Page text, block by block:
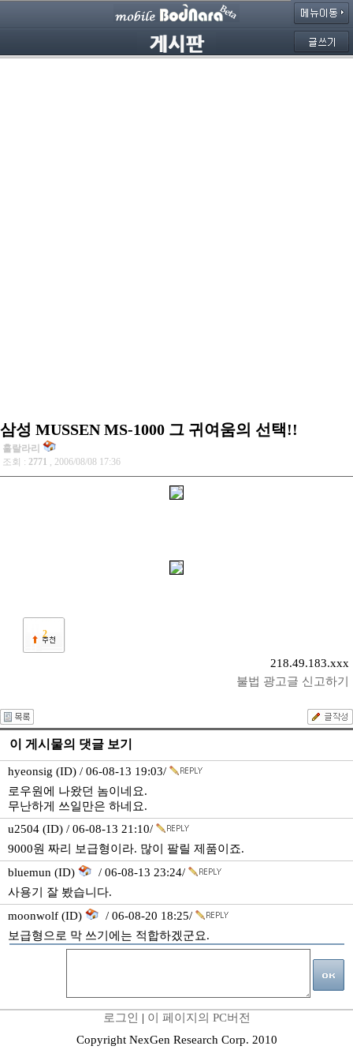
삼성 MUSSEN MS-1000 그 귀여움의 선택!!
훌랄라리
조회 : 2771 , 2006/08/08 17:36
2
218.49.183.xxx
불법 광고글 신고하기
이 게시물의 댓글 보기
hyeonsig (ID) / 06-08-13 19:03/
로우원에 나왔던 놈이네요.
무난하게 쓰일만은 하네요.
u2504 (ID) / 06-08-13 21:10/
9000원 짜리 보급형이라. 많이 팔릴 제품이죠.
bluemun (ID)
/ 06-08-13 23:24/
사용기 잘 봤습니다.
moonwolf (ID)
/ 06-08-20 18:25/
보급형으로 막 쓰기에는 적합하겠군요.
로그인 | 이 페이지의 PC버전
Copyright NexGen Research Corp. 2010